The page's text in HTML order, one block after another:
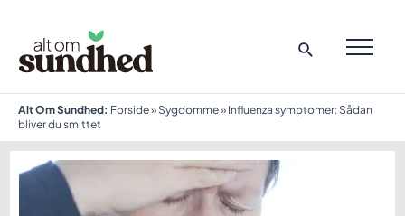
indholdet
Alt Om Sundhed: Forside» Sygdomme» Influenza symptomer: Sådan
bliver du smittet